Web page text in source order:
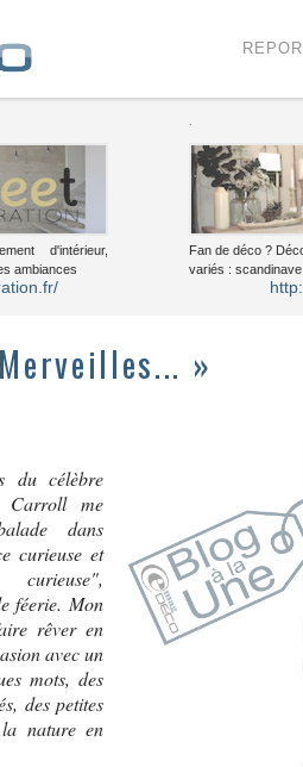
d'intérieur,
ambiances
Fan de déco ?
variés :
»
du célèbre
Carroll me
dans
curieuse et
curieuse",
féerie. Mon
rêver en
avec un
mots, des
des petites
nature en